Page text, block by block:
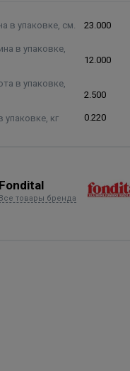
в упаковке, см. 23.000
в упаковке,
12.000
в упаковке,
2.500
упаковке, кг 0.220
Fondital
Все товары бренда